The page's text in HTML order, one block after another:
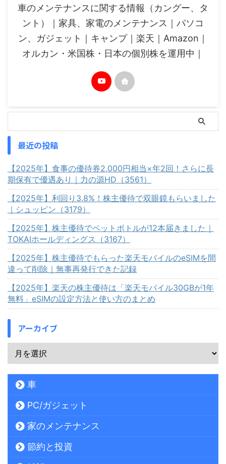
車のメンテナンスに関する情報（カングー、タ
ント）｜家具、家電のメンテナンス｜パソコ
ン、ガジェット｜キャンプ｜楽天｜Amazon｜
オルカン・米国株・日本の個別株を運用中｜
最近の投稿
【2025年】食事の優待券2,000円相当×年2回！さらに長
期保有で優遇あり｜力の源HD（3561）
【2025年】利回り3.8%！株主優待で双眼鏡もらいました
｜シュッピン（3179）
【2025年】株主優待でペットボトルが12本届きました｜
TOKAIホールディングス（3167）
【2025年】株主優待でもらった楽天モバイルのeSIMを間
違って削除｜無事再発行できた記録
【2025年】楽天の株主優待は「楽天モバイル30GBが1年
無料」eSIMの設定方法と使い方のまとめ
アーカイブ
車
PC/ガジェット
家のメンテナンス
節約と投資